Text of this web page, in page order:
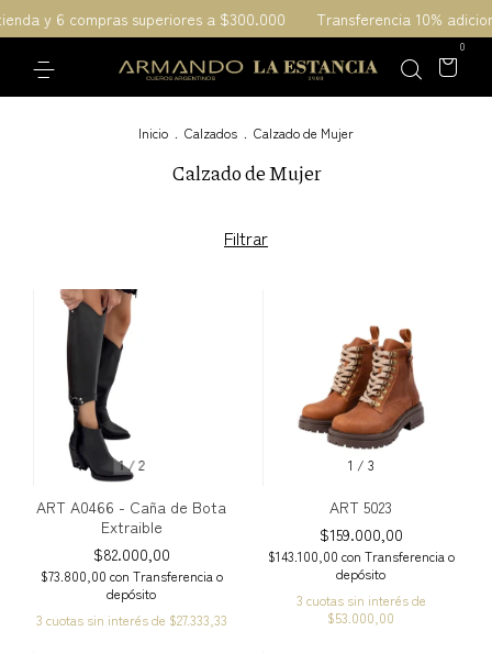
y 6 compras superiores a $300.000 Transferencia 10%
0
Inicio Calzados Calzado de Mujer
Calzado de Mujer
Filtrar
1/2
ART A0466 - Caña de Bota
Extraible
$82.000,00
$73.800,00 con Transferencia o
depósito
3 cuotas sin interés de $27.333,33
1 / 3
ART 5023
$159.000,00
$143.100,00 con Transferencia o
depósito
3 cuotas sin interés de
$53.000,00